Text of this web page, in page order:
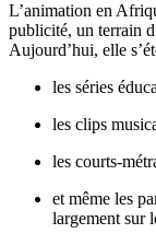
L’animation en
publicité, un terrain
Aujourd’hui, elle
les séries
les clips
les courts-
et même les
largement sur